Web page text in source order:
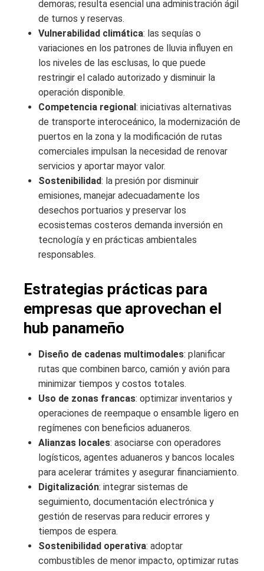
demoras; resulta esencial una administración ágil
de turnos y reservas.
Vulnerabilidad climática: las sequías o
variaciones en los patrones de lluvia influyen en
los niveles de las esclusas, lo que puede
restringir el calado autorizado y disminuir la
operación disponible.
Competencia regional : iniciativas alternativas
de transporte interoceánico, la modernización de
puertos en la zona y la modificación de rutas
comerciales impulsan la necesidad de renovar
servicios y aportar mayor valor.
Sostenibilidad: la presión por disminuir
emisiones, manejar adecuadamente los
desechos portuarios y preservar los
ecosistemas costeros demanda inversión en
tecnología y en prácticas ambientales
responsables.
Estrategias prácticas para
empresas que aprovechan el
hub panameño
Diseño de cadenas multimodales: planificar
rutas que combinen barco, camión y avión para
minimizar tiempos y costos totales.
Uso de zonas francas: optimizar inventarios y
operaciones de reempaque o ensamble ligero en
regímenes con beneficios aduaneros.
Alianzas locales: asociarse con operadores
logísticos, agentes aduaneros y bancos locales
para acelerar trámites y asegurar financiamiento.
Digitalización: integrar sistemas de
seguimiento, documentación electrónica y
gestión de reservas para reducir errores y
tiempos de espera.
Sostenibilidad operativa: adoptar
combustibles de menor impacto, optimizar rutas